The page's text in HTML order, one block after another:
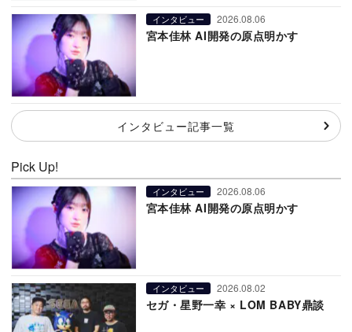
インタビュー 2026.08.06
宮本佳林 AI開発の原点明かす
インタビュー記事一覧
Pick Up!
インタビュー 2026.08.06
宮本佳林 AI開発の原点明かす
インタビュー 2026.08.02
セガ・星野一幸 × LOM BABY鼎談